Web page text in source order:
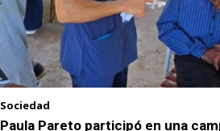
Sociedad
Paula Pareto participó en una